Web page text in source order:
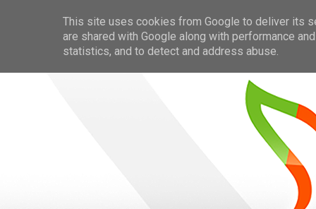
This site uses cookies from Google to deliver its
are shared with Google along with performance
statistics, and to detect and address abuse.